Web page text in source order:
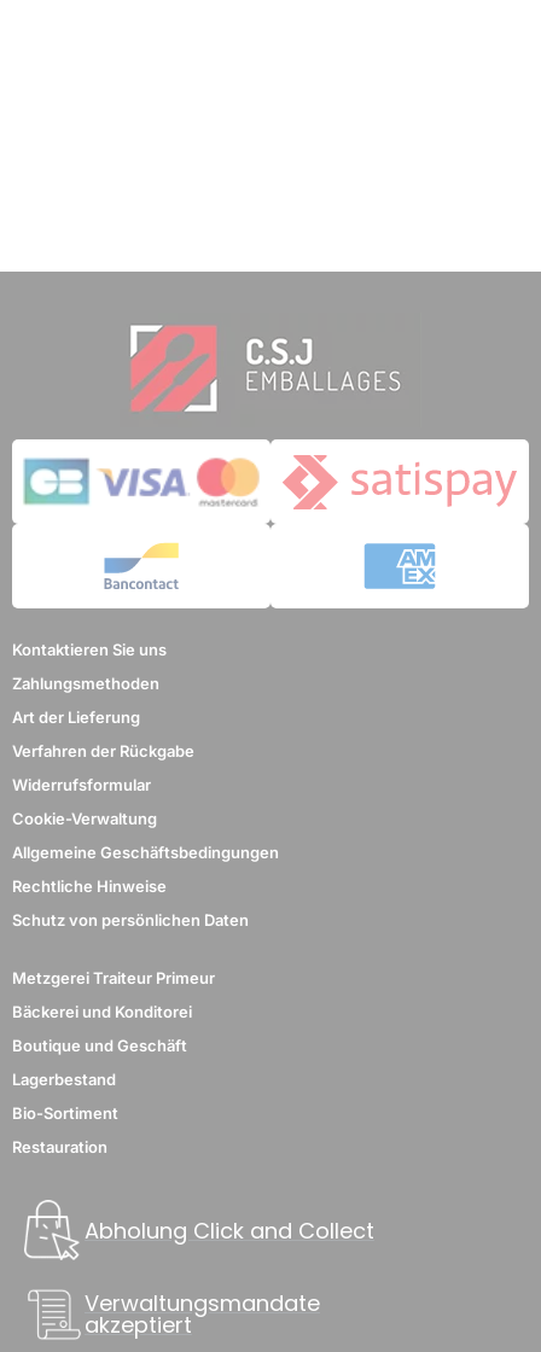
Kontaktieren Sie uns
Zahlungsmethoden
Art der Lieferung
Verfahren der Rückgabe
Widerrufsformular
Cookie-Verwaltung
Allgemeine Geschäftsbedingungen
Rechtliche Hinweise
Schutz von persönlichen Daten
Metzgerei Traiteur Primeur
Bäckerei und Konditorei
Boutique und Geschäft
Lagerbestand
Bio-Sortiment
Restauration
Abholung Click and Collect
Verwaltungsmandate
akzeptiert